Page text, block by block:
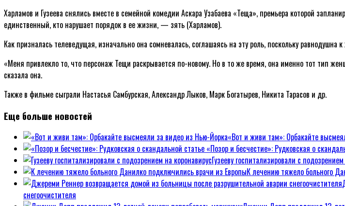
Харламов и Гузеева снялись вместе в семейной комедии Аскара Узабаева «Теща», премьера которой
единственный, кто нарушает порядок в ее жизни, — зять (Харламов).
Как призналась телеведущая, изначально она сомневалась, соглашаясь на эту роль, поскольку равнодушна
«Меня привлекло то, что персонаж Тещи раскрывается по-новому. Но в то же время, она именно тот тип
сказала она.
Также в фильме сыграли Настасья Самбурская, Александр Лыков, Марк Богатырев, Никита Тарасов и др.
Еще больше новостей
«Вот и живи там»: Орбакайте
«Позор и бесчестие»: Рудковская о
Гузееву госпитализировали с
К лечению тяжело больного
снегоочистителя